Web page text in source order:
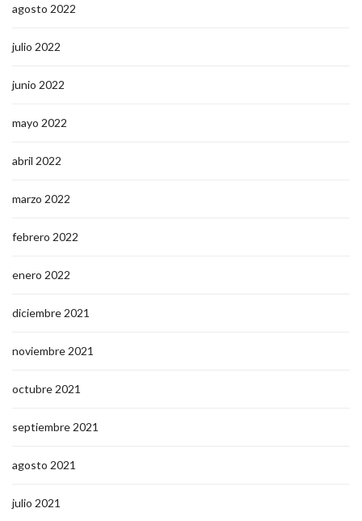
agosto 2022
julio 2022
junio 2022
mayo 2022
abril 2022
marzo 2022
febrero 2022
enero 2022
diciembre 2021
noviembre 2021
octubre 2021
septiembre 2021
agosto 2021
julio 2021